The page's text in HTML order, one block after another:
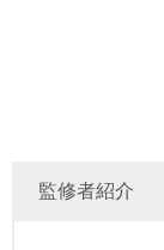
監修者紹介